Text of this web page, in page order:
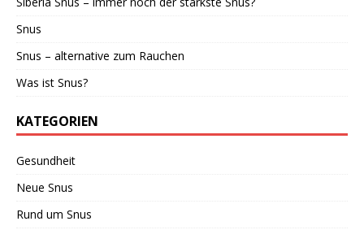
Snus
Snus – alternative zum Rauchen
Was ist Snus?
KATEGORIEN
Gesundheit
Neue Snus
Rund um Snus